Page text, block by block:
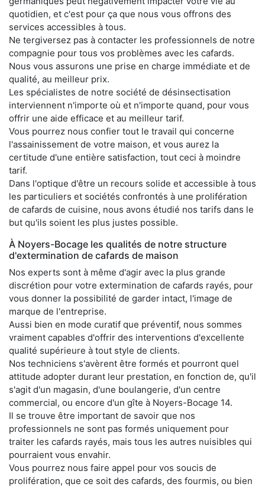
quotidien, et c'est pour ça que nous vous offrons des
services accessibles à tous.
Ne tergiversez pas à contacter les professionnels de notre
compagnie pour tous vos problèmes avec les cafards.
Nous vous assurons une prise en charge immédiate et de
qualité, au meilleur prix.
Les spécialistes de notre société de désinsectisation
interviennent n'importe où et n'importe quand, pour vous
offrir une aide efficace et au meilleur tarif.
Vous pourrez nous confier tout le travail qui concerne
l'assainissement de votre maison, et vous aurez la
certitude d'une entière satisfaction, tout ceci à moindre
tarif.
Dans l'optique d'être un recours solide et accessible à tous
les particuliers et sociétés confrontés à une prolifération
de cafards de cuisine, nous avons étudié nos tarifs dans le
but qu'ils soient les plus justes possible.
À Noyers-Bocage les qualités de notre structure
d'extermination de cafards de maison
Nos experts sont à même d'agir avec la plus grande
discrétion pour votre extermination de cafards rayés, pour
vous donner la possibilité de garder intact, l'image de
marque de l'entreprise.
Aussi bien en mode curatif que préventif, nous sommes
vraiment capables d'offrir des interventions d'excellente
qualité supérieure à tout style de clients.
Nos techniciens s'avèrent être formés et pourront quel
attitude adopter durant leur prestation, en fonction de, qu'il
s'agit d'un magasin, d'une boulangerie, d'un centre
commercial, ou encore d'un gîte à Noyers-Bocage 14.
Il se trouve être important de savoir que nos
professionnels ne sont pas formés uniquement pour
traiter les cafards rayés, mais tous les autres nuisibles qui
pourraient vous envahir.
Vous pourrez nous faire appel pour vos soucis de
prolifération, que ce soit des cafards, des fourmis, ou bien